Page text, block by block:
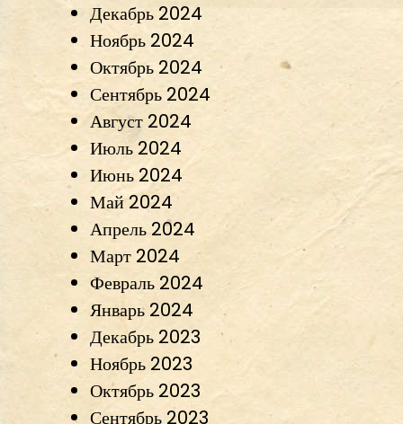
Декабрь 2024
Ноябрь 2024
Октябрь 2024
Сентябрь 2024
Август 2024
Июль 2024
Июнь 2024
Май 2024
Апрель 2024
Март 2024
Февраль 2024
Январь 2024
Декабрь 2023
Ноябрь 2023
Октябрь 2023
Сентябрь 2023